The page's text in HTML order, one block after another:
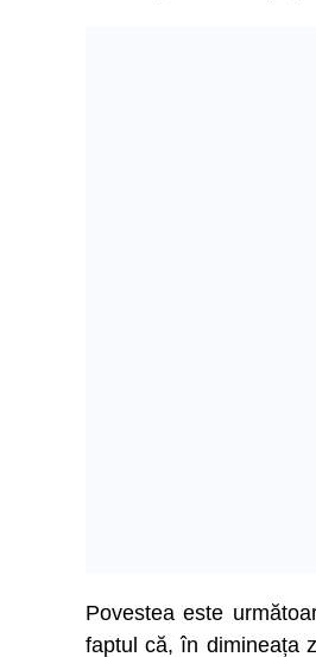
Povestea este
faptul că, în dimineața